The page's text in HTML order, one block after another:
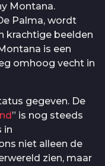
Montana.
Palma, wordt
krachtige beelden
is een
omhoog vecht in
gegeven. De
” is nog steeds
in
niet alleen de
zien, maar